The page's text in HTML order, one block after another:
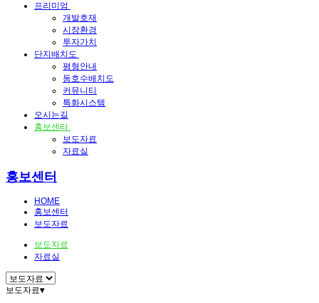
프리미엄
개발호재
시장환경
투자가치
단지배치도
평형안내
동호수배치도
커뮤니티
특화시스템
오시는길
홍보센터
보도자료
자료실
홍보센터
HOME
홍보센터
보도자료
보도자료
자료실
보도자료▾